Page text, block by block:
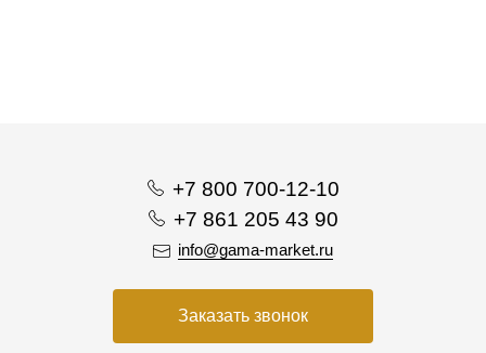
+7 800 700-12-10
+7 861 205 43 90
info@gama-market.ru
Заказать звонок